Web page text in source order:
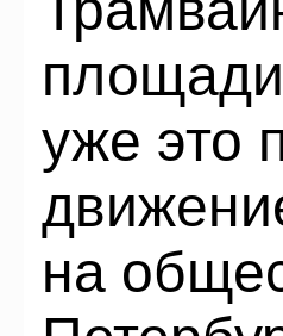
уже это
на